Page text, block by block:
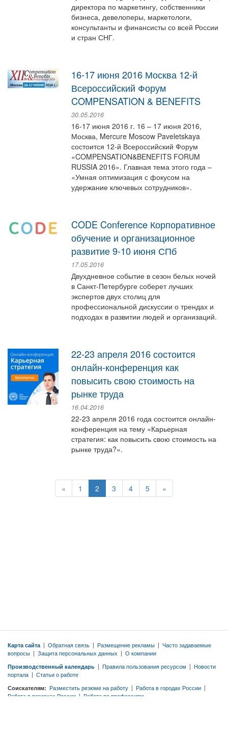
директора по маркетингу, собственники
бизнеса, девелоперы, маркетологи,
консультанты и финансисты со всей России
и стран СНГ.
16-17 июня 2016 Москва 12-й
Всероссийский Форум
COMPENSATION & BENEFITS
30.05.2016
16-17 июня 2016 г. 16 – 17 июня 2016,
Москва, Mercure Moscow Paveletskaya
состоится 12-й Всероссийский Форум
«COMPENSATION&BENEFITS FORUM
RUSSIA 2016». Главная тема этого года –
«Умная оптимизация с фокусом на
удержание ключевых сотрудников».
CODE Conference Корпоративное
обучение и организационное
развитие 9-10 июня СПб
17.05.2016
Двухдневное событие в сезон белых ночей
в Санкт-Петербурге соберет лучших
экспертов двух столиц для
профессиональной дискуссии о трендах и
подходах в развитии людей и организаций.
22-23 апреля 2016 состоится
онлайн-конференция как
повысить свою стоимость на
рынке труда
16.04.2016
22-23 апреля 2016 года состоится онлайн-
конференция на тему «Карьерная
стратегия: как повысить свою стоимость на
рынке труда?».
« 1 2 3 4 5 »
Карта сайта | Обратная связь | Размещение рекламы | Часто задаваемые
вопросы | Защита персональных данных | О компании
Производственный календарь | Правила пользования ресурсом | Новости
портала | Статьи о работе
Соискателям: Разместить резюме на работу | Работа в городах России |
Работа в регионах России | Работа по профессиям